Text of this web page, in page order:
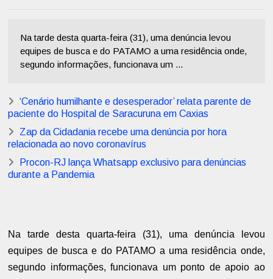
Na tarde desta quarta-feira (31), uma denúncia levou
equipes de busca e do PATAMO a uma residência onde,
segundo informações, funcionava um ...
‘Cenário humilhante e desesperador’ relata parente de
paciente do Hospital de Saracuruna em Caxias
Zap da Cidadania recebe uma denúncia por hora
relacionada ao novo coronavírus
Procon-RJ lança Whatsapp exclusivo para denúncias
durante a Pandemia
Na tarde desta quarta-feira (31), uma denúncia levou
equipes de busca e do PATAMO a uma residência onde,
segundo informações, funcionava um ponto de apoio ao